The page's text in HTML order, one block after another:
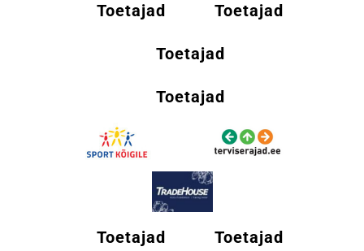
Toetajad Toetajad
Toetajad
Toetajad
Toetajad Toetajad